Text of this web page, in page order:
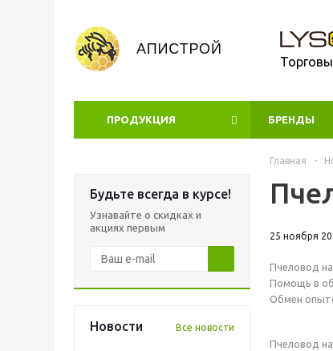
ПРОДУКЦИЯ УЦЕНКА
БРЕНДЫ
Будьте всегда в курсе!
Узнавайте о скидках и
акциях первым
Новости Все новости
Главная -
25 ноября
Пчеловод на
Помощь в
Обмен
Пчеловод на